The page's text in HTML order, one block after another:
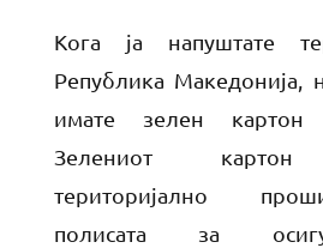
Кога ја напуштате
Република Македонија,
имате зелен картон
Зелениот картон
територијално
полисата за